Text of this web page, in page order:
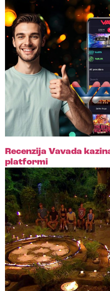
Recenzija Vavada
platformi